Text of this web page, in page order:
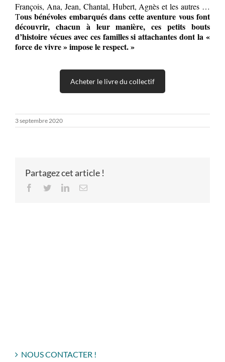
François, Ana, Jean, Chantal, Hubert, Agnès et les autres …
Tous bénévoles embarqués dans cette aventure vous font
découvrir, chacun à leur manière, ces petits bouts
d’histoire vécues avec ces familles si attachantes dont la «
force de vivre » impose le respect. »
Acheter le livre du collectif
3 septembre 2020
Partagez cet article !
Facebook
TwitterLinkedInEmail
NOUS CONTACTER !